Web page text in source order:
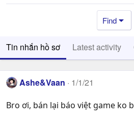
Find
Tin nhắn hồ sơ Latest activity
Ashe&Vaan 1/1/21
Bro ơi, bán lại báo việt game ko